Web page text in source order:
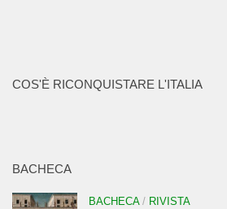
COS'È RICONQUISTARE L'ITALIA
BACHECA
BACHECA/ RIVISTA